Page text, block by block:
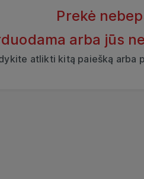
Prekė
arba jūs
atlikti kitą paiešką arba